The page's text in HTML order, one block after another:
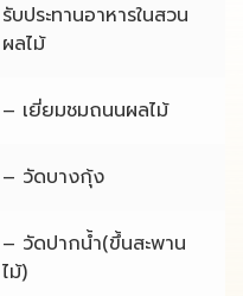
รับประทานอาหารในสวน
ผลไม้
– เยี่ยมชมถนนผลไม้
– วัดบางกุ้ง
– วัดปากน้ำ(ขึ้นสะพาน
ไม้)